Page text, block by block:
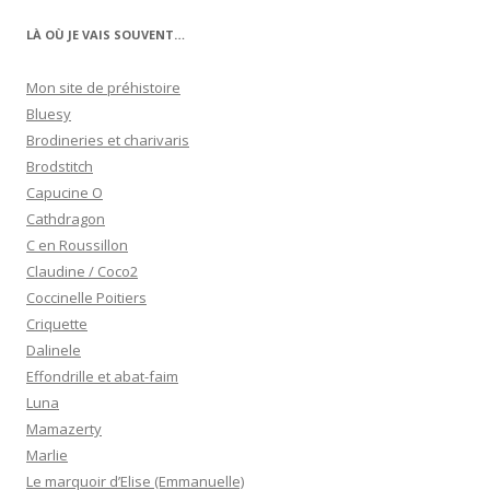
LÀ OÙ JE VAIS SOUVENT…
Mon site de préhistoire
Bluesy
Brodineries et charivaris
Brodstitch
Capucine O
Cathdragon
C en Roussillon
Claudine / Coco2
Coccinelle Poitiers
Criquette
Dalinele
Effondrille et abat-faim
Luna
Mamazerty
Marlie
Le marquoir d’Elise (Emmanuelle)